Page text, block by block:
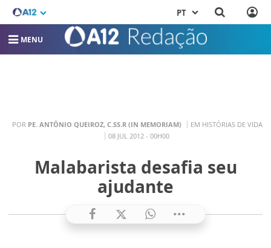
PT
MENU
POR PE. ANTÔNIO QUEIROZ, C.SS.R (IN MEMORIAM)
EM HISTÓRIAS DE VIDA
08 JUL 2012 - 00H00
Malabarista desafia seu
ajudante